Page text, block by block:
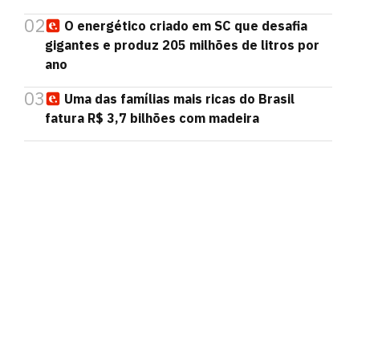
02
O energético criado em SC que desafia
gigantes e produz 205 milhões de litros por
ano
03
Uma das famílias mais ricas do Brasil
fatura R$ 3,7 bilhões com madeira